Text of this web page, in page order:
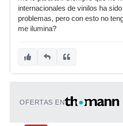
internacionales de vinilos ha
problemas, pero con esto no
me ilumina?
OFERTAS EN